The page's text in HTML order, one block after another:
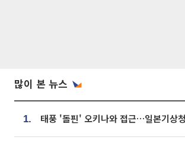
많이 본 뉴스
1.